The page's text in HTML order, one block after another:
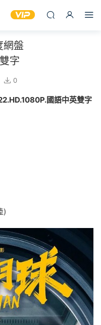
網盤
字
0
國語中英雙字
)